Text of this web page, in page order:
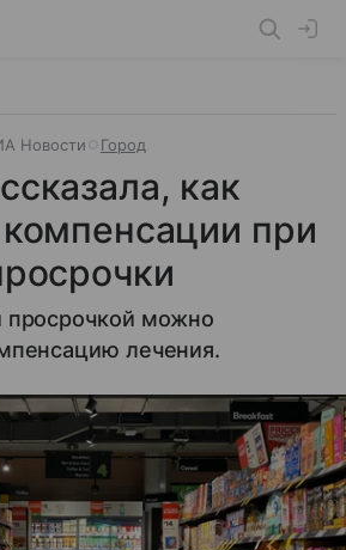
Новости Город
как
при
просрочкой можно
лечения.